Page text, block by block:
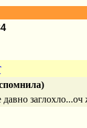
заглохло...оч